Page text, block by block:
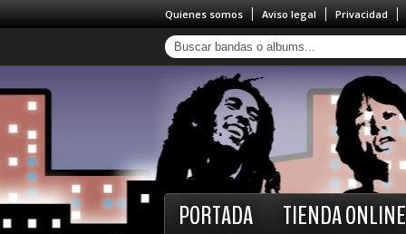
Quienes somos Aviso legal Privacidad
PORTADA TIENDA ONLINE